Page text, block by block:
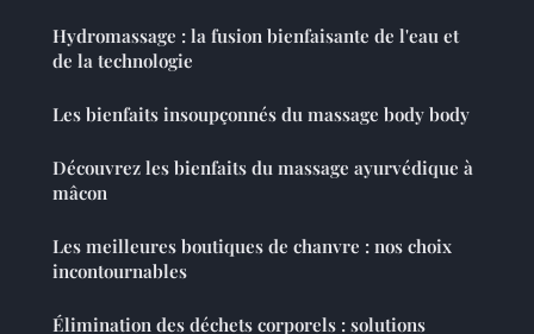
Hydromassage : la fusion bienfaisante de l'eau et
de la technologie
Les bienfaits insoupçonnés du massage body body
Découvrez les bienfaits du massage ayurvédique à
mâcon
Les meilleures boutiques de chanvre : nos choix
incontournables
Élimination des déchets corporels : solutions